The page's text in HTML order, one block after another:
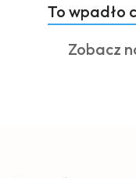
Pomiń karuzelę
Produkty
o
statusie:
To wpadło
Produkty
Zobacz